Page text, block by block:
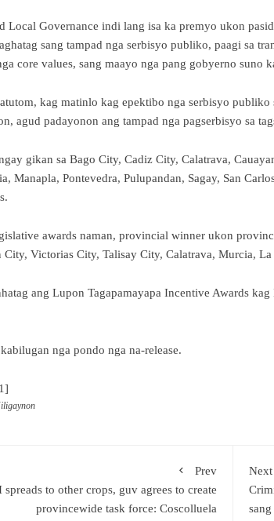
Local Governance indi lang isa ka premyo ukon
sang tampad nga serbisyo publiko, paagi sa
core values, sang maayo nga pang gobyerno suno
kag matinlo kag epektibo nga serbisyo
agud padayonon ang tampad nga pagserbisyo sa
gikan sa Bago City, Cadiz City, Calatrava,
Manapla, Pontevedra, Pulupandan, Sagay, San
awards naman, provincial winner ukon
City, Victorias City, Talisay City, Calatrava, Murcia, La
ang Lupon Tagapamayapa Incentive Awards
nga pondo nga na-release.
Prev
spreads to other crops, guv agrees to create
provincewide task force: Coscolluela
Next